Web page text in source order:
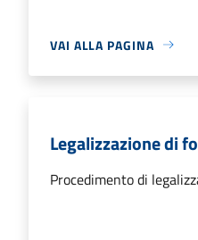
VAI ALLA PAGINA
Legalizzazione di
Procedimento di